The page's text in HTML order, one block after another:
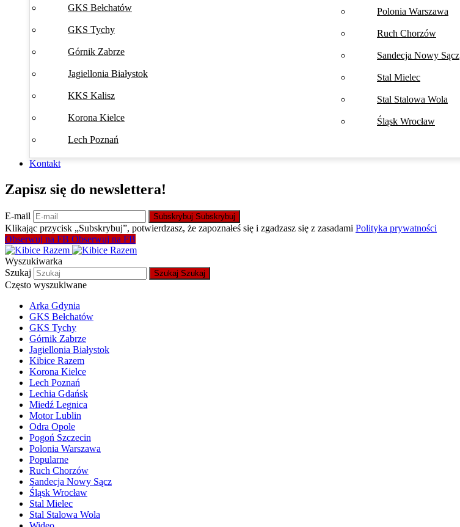
GKS Bełchatów
GKS Tychy
Górnik Zabrze
Jagiellonia Białystok
KKS Kalisz
Korona Kielce
Lech Poznań
Polonia Warszawa
Ruch Chorzów
Sandecja Nowy Sącz
Stal Mielec
Stal Stalowa Wola
Śląsk Wrocław
Kontakt
Zapisz się do newslettera!
E-mail Subskrybuj Subskrybuj
Klikając przycisk „Subskrybuj”, potwierdzasz, że zapoznałeś się i zgadzasz się z zasadami Polityka prywatności
Obserwuj na FB Obserwuj na FB
Wyszukiwarka
Szukaj
Szukaj Szukaj
Często wyszukiwane
Arka Gdynia
GKS Bełchatów
GKS Tychy
Górnik Zabrze
Jagiellonia Białystok
Kibice Razem
Korona Kielce
Lech Poznań
Lechia Gdańsk
Miedź Legnica
Motor Lublin
Odra Opole
Pogoń Szczecin
Polonia Warszawa
Popularne
Ruch Chorzów
Sandecja Nowy Sącz
Śląsk Wrocław
Stal Mielec
Stal Stalowa Wola